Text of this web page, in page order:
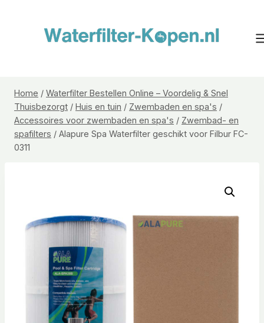
Home / Waterfilter Bestellen Online – Voordelig & Snel
Thuisbezorgt / Huis en tuin / Zwembaden en spa's /
Accessoires voor zwembaden en spa's / Zwembad- en
spafilters / Alapure Spa Waterfilter geschikt voor Filbur FC-
0311